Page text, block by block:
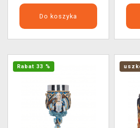
Do koszyka
Rabat 33 %